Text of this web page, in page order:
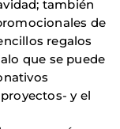
también
de
regalos
que se puede
y el